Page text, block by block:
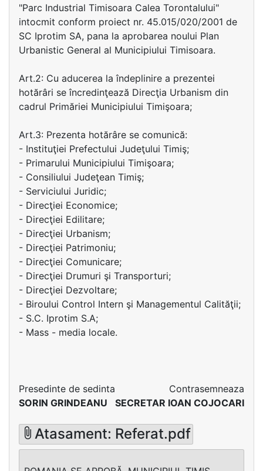
"Parc Industrial Timisoara Calea Torontalului"
intocmit conform proiect nr. 45.015/020/2001 de
SC Iprotim SA, pana la aprobarea noului Plan
Urbanistic General al Municipiului Timisoara.
Art.2: Cu aducerea la îndeplinire a prezentei
hotărâri se încredinţează Direcţia Urbanism din
cadrul Primăriei Municipiului Timişoara;
Art.3: Prezenta hotărâre se comunică:
- Instituţiei Prefectului Judeţului Timiş;
- Primarului Municipiului Timişoara;
- Consiliului Judeţean Timiş;
- Serviciului Juridic;
- Direcţiei Economice;
- Direcţiei Edilitare;
- Direcţiei Urbanism;
- Direcţiei Patrimoniu;
- Direcţiei Comunicare;
- Direcţiei Drumuri şi Transporturi;
- Direcţiei Dezvoltare;
- Biroului Control Intern şi Managementul Calităţii;
- S.C. Iprotim S.A;
- Mass - media locale.
Presedinte de sedinta
SORIN GRINDEANU
Contrasemneaza
SECRETAR IOAN COJOCARI
Atasament: Referat.pdf